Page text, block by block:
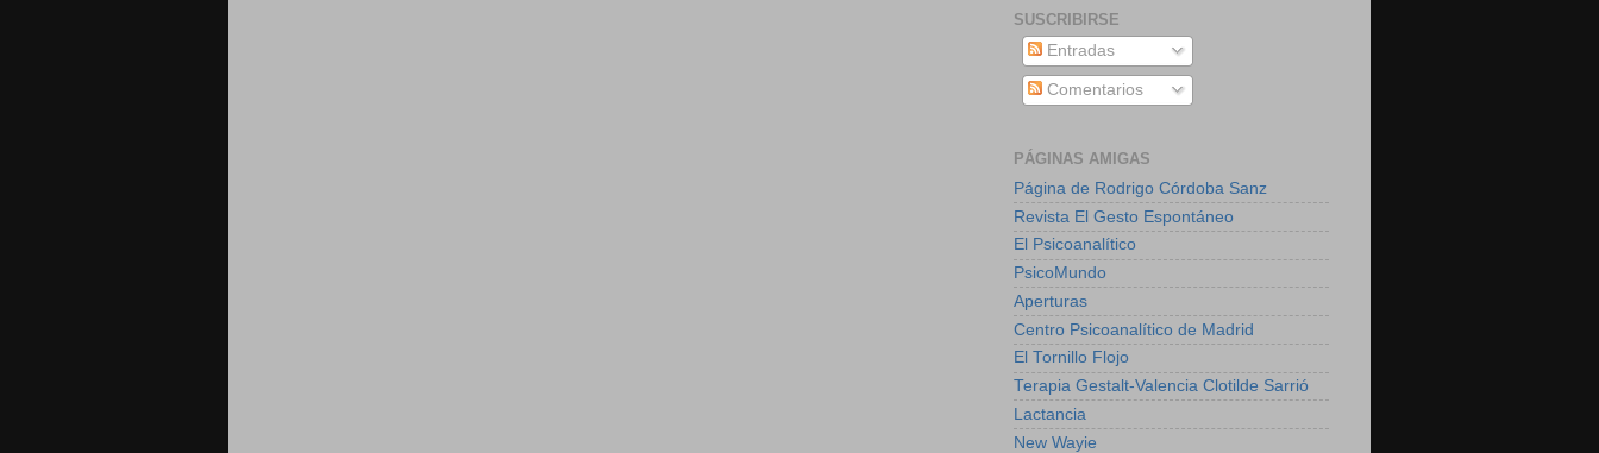
SUSCRIBIRSE
Entradas
Comentarios
PÁGINAS AMIGAS
Página de Rodrigo Córdoba Sanz
Revista El Gesto Espontáneo
El Psicoanalítico
PsicoMundo
Aperturas
Centro Psicoanalítico de Madrid
El Tornillo Flojo
Terapia Gestalt-Valencia Clotilde Sarrió
Lactancia
New Wayie